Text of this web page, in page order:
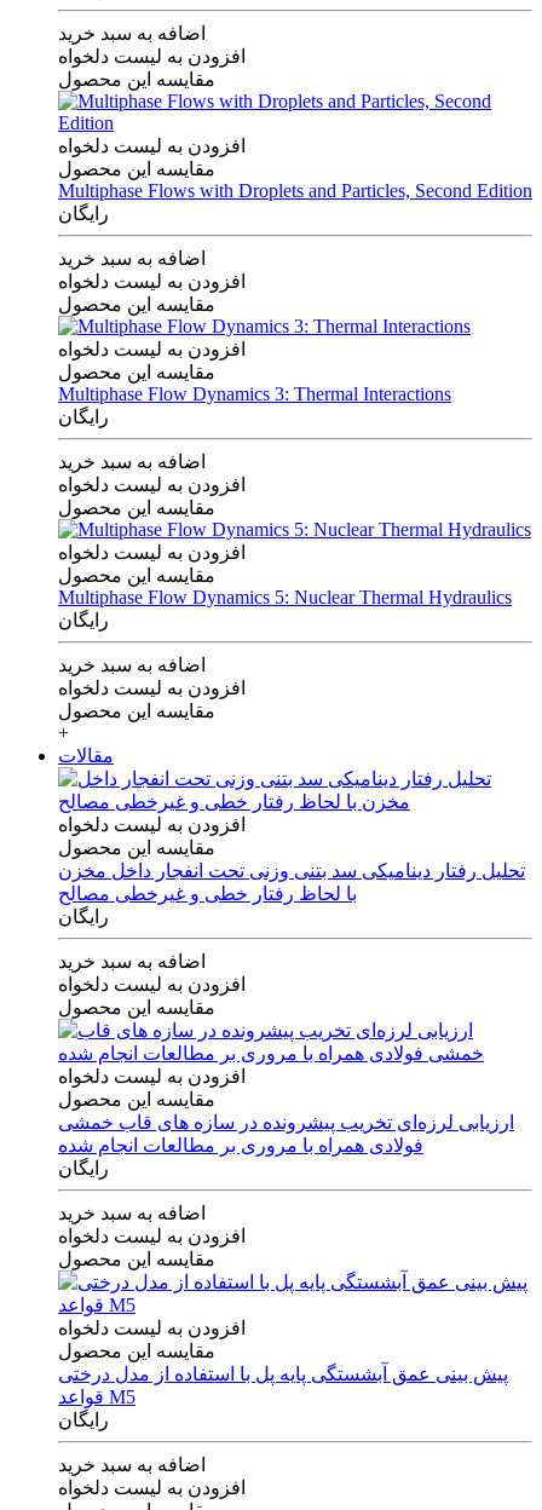
اضافه به سبد خرید
افزودن به لیست دلخواه
مقایسه این محصول
افزودن به لیست دلخواه
مقایسه این محصول
Multiphase Flows with Droplets and Particles, Second Edition
رایگان
اضافه به سبد خرید
افزودن به لیست دلخواه
مقایسه این محصول
افزودن به لیست دلخواه
مقایسه این محصول
Multiphase Flow Dynamics 3: Thermal Interactions
رایگان
اضافه به سبد خرید
افزودن به لیست دلخواه
مقایسه این محصول
افزودن به لیست دلخواه
مقایسه این محصول
Multiphase Flow Dynamics 5: Nuclear Thermal Hydraulics
رایگان
اضافه به سبد خرید
افزودن به لیست دلخواه
مقایسه این محصول
+
مقالات
افزودن به لیست دلخواه
مقایسه این محصول
تحلیل رفتار دینامیکی سد بتنی وزنی تحت انفجار داخل مخزن
با لحاظ رفتار خطی و غیرخطی مصالح
رایگان
اضافه به سبد خرید
افزودن به لیست دلخواه
مقایسه این محصول
افزودن به لیست دلخواه
مقایسه این محصول
ارزیابی لرزه‌ای تخریب پیشرونده در سازه های قاب خمشی
فولادی همراه با مروری بر مطالعات انجام شده
رایگان
اضافه به سبد خرید
افزودن به لیست دلخواه
مقایسه این محصول
افزودن به لیست دلخواه
مقایسه این محصول
پیش بینی عمق آبشستگی پایه پل با استفاده از مدل درختی
قواعد M5
رایگان
اضافه به سبد خرید
افزودن به لیست دلخواه